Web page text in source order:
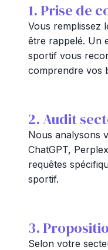
1. Prise de
Vous remplissez
être rappelé. Un
sportif vous
comprendre vos
2. Audit
Nous analysons
ChatGPT,
requêtes
sportif.
3.
Selon votre